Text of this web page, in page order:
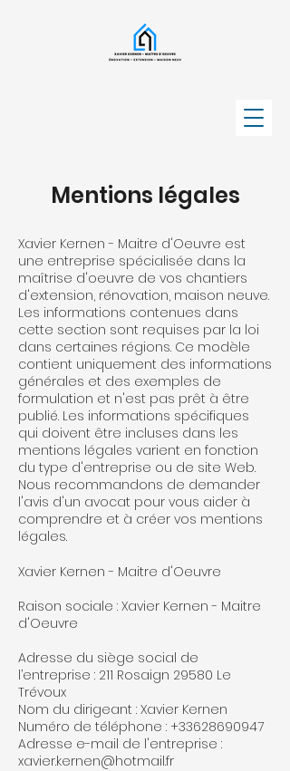
Mentions légales
Xavier Kernen - Maitre d'Oeuvre est
une entreprise spécialisée dans la
maîtrise d'oeuvre de vos chantiers
d'extension, rénovation, maison neuve.
Les informations contenues dans
cette section sont requises par la loi
dans certaines régions. Ce modèle
contient uniquement des informations
générales et des exemples de
formulation et n'est pas prêt à être
publié. Les informations spécifiques
qui doivent être incluses dans les
mentions légales varient en fonction
du type d'entreprise ou de site Web.
Nous recommandons de demander
l'avis d'un avocat pour vous aider à
comprendre et à créer vos mentions
légales.
Xavier Kernen - Maitre d'Oeuvre
Raison sociale : Xavier Kernen - Maitre
d'Oeuvre
Adresse du siège social de
l’entreprise : 211 Rosaign 29580 Le
Trévoux
Nom du dirigeant : Xavier Kernen
Numéro de téléphone : +33628690947
Adresse e-mail de l'entreprise :
xavier.kernen@hotmail.fr